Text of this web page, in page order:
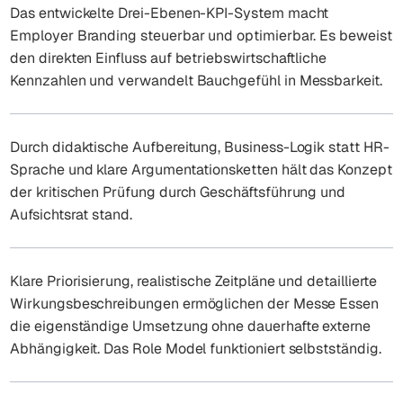
Das entwickelte Drei-Ebenen-KPI-System macht
Employer Branding steuerbar und optimierbar. Es beweist
den direkten Einfluss auf betriebswirtschaftliche
Kennzahlen und verwandelt Bauchgefühl in Messbarkeit.
Durch didaktische Aufbereitung, Business-Logik statt HR-
Sprache und klare Argumentationsketten hält das Konzept
der kritischen Prüfung durch Geschäftsführung und
Aufsichtsrat stand.
Klare Priorisierung, realistische Zeitpläne und detaillierte
Wirkungsbeschreibungen ermöglichen der Messe Essen
die eigenständige Umsetzung ohne dauerhafte externe
Abhängigkeit. Das Role Model funktioniert selbstständig.